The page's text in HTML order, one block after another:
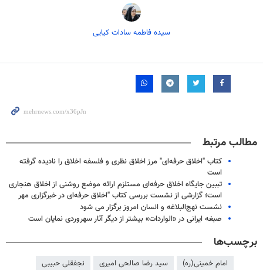
سیده فاطمه سادات کیایی
مطالب مرتبط
کتاب "اخلاق حرفه‌ای" مرز اخلاق نظری و فلسفه اخلاق را نادیده گرفته
است
تببین جایگاه اخلاق حرفه‌ای مستلزم ارائه موضع روشنی از اخلاق هنجاری
است؛ گزارشی از نشست بررسی کتاب "اخلاق حرفه‌ای در خبرگزاری مهر
نشست نهج‌البلاغه و انسان امروز برگزار می شود
صبغه ایرانی در «الواردات» بیشتر از دیگر آثار سهروردی نمایان است
برچسب‌ها
امام خمینی(ره) سید رضا صالحی امیری
نجفقلی حبیبی